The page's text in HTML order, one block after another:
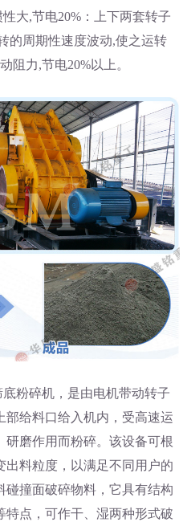
大,节电20%：上下两套转子
的周期性速度波动,使之运转
阻力,节电20%以上。
粉碎机，是由电机带动转子
部给料口给入机内，受高速运
研磨作用而粉碎。该设备可根
出料粒度，以满足不同用户的
碰撞面破碎物料，它具有结构
特点，可作干、湿两种形式破